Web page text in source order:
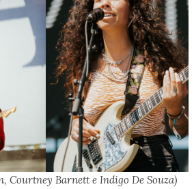
Courtney Barnett e Indigo De Souza)